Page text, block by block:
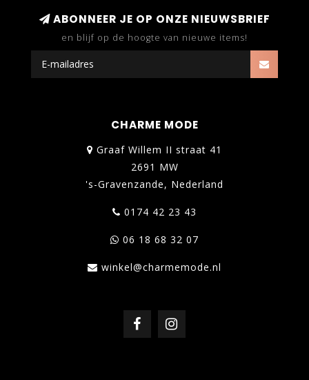
ABONNEER JE OP ONZE NIEUWSBRIEF
en blijf op de hoogte van nieuwe items!
CHARME MODE
Graaf Willem II straat 41
2691 MW
's-Gravenzande, Nederland
0174 42 23 43
06 18 68 32 07
winkel@charmemode.nl